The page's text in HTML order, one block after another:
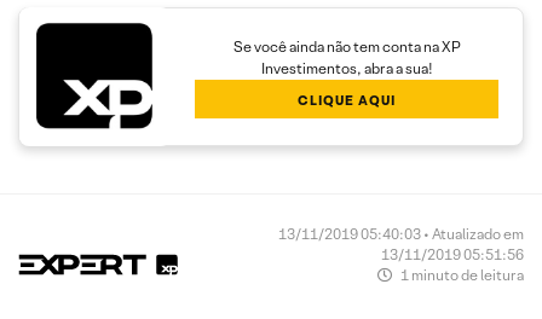
Se você ainda não tem conta na XP
Investimentos, abra a sua!
CLIQUE AQUI
13/11/2019 05:40:03 • Atualizado em
13/11/2019 05:51:56
1 minuto de leitura